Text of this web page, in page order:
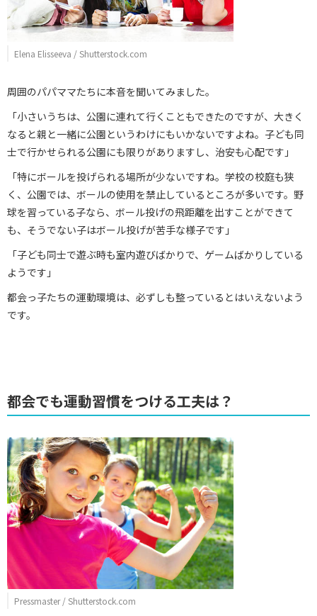
Elena Elisseeva / Shutterstock.com
周囲のパパママたちに本音を聞いてみました。
「小さいうちは、公園に連れて行くこともできたのですが、大きく
なると親と一緒に公園というわけにもいかないですよね。子ども同
士で行かせられる公園にも限りがありますし、治安も心配です」
「特にボールを投げられる場所が少ないですね。学校の校庭も狭
く、公園では、ボールの使用を禁止しているところが多いです。野
球を習っている子なら、ボール投げの飛距離を出すことができて
も、そうでない子はボール投げが苦手な様子です」
「子ども同士で遊ぶ時も室内遊びばかりで、ゲームばかりしている
ようです」
都会っ子たちの運動環境は、必ずしも整っているとはいえないよう
です。
都会でも運動習慣をつける工夫は？
Pressmaster / Shutterstock.com